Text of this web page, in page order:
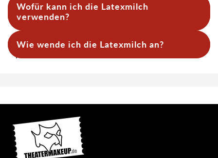
Wofür kann ich die Latexmilch
verwenden?
Die hautfarbene Latexmilch eignet sich zur
Gestaltung von Narben, Wunden, Masken oder
Wie wende ich die Latexmilch an?